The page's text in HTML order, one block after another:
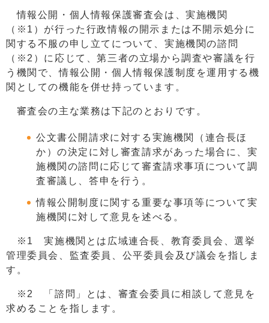
情報公開・個人情報保護審査会は、実施機関
（※1）が行った行政情報の開示または不開示処分に
関する不服の申し立てについて、実施機関の諮問
（※2）に応じて、第三者の立場から調査や審議を行
う機関で、情報公開・個人情報保護制度を運用する機
関としての機能を併せ持っています。
審査会の主な業務は下記のとおりです。
公文書公開請求に対する実施機関（連合長ほ
か）の決定に対し審査請求があった場合に、実
施機関の諮問に応じて審査請求事項について調
査審議し、答申を行う。
情報公開制度に関する重要な事項等について実
施機関に対して意見を述べる。
※1 実施機関とは広域連合長、教育委員会、選挙
管理委員会、監査委員、公平委員会及び議会を指しま
す。
※2 「諮問」とは、審査会委員に相談して意見を
求めることを指します。